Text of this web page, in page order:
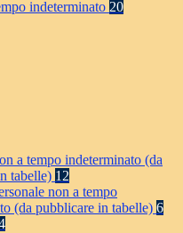
indeterminato 20
a tempo indeterminato (da
tabelle) 12
non a tempo
(da pubblicare in tabelle) 6